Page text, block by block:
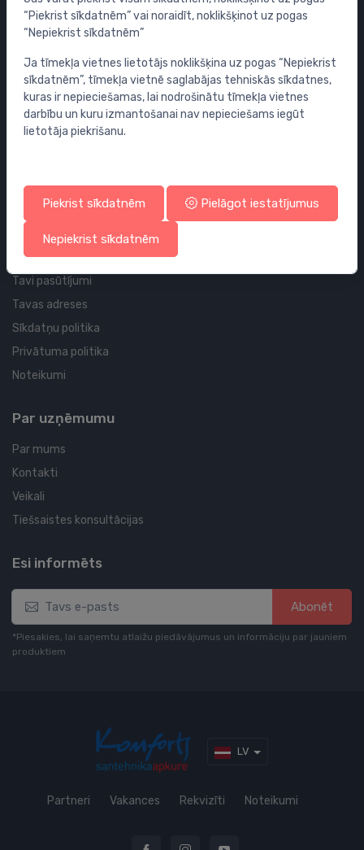
Vannas
Dušas
Vannas istabas piederumi
Mēbeles
Rāmji un skalošanas sistēmas
Sifoni
Cauruļvadi un Veidgabali
Profila un piegādes informācija
Tavs konts
Tavi pasūtījumi
Tavas adreses
Sīkdatņu politika
Privātuma politika
Noteikumi
Par uzņēmumu
Par mums
Kontakti
Veikali
Tiešsaistes konsultācijas
Esi informēts
Abonēt
*Piesakies, lai saņemtu atlaižu piedāvājumus un informāciju par jauniem
produktiem
LV
Partneri Vakances Rekvizīti Noteikumi
“Piekrist sīkdatnēm” vai noraidīt, noklikšķinot uz pogas
“Nepiekrist sīkdatnēm”
Ja tīmekļa vietnes lietotājs noklikšķina uz pogas “Nepiekrist
sīkdatnēm”, tīmekļa vietnē saglabājas tehniskās sīkdatnes,
kuras ir nepieciešamas, lai nodrošinātu tīmekļa vietnes
darbību un kuru izmantošanai nav nepieciešams iegūt
lietotāja piekrišanu.
Piekrist sīkdatnēm Pielāgot iestatījumus
Nepiekrist sīkdatnēm